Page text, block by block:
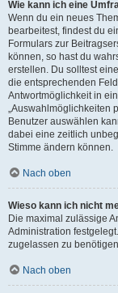
Wie kann ich eine
Wenn du ein neues
bearbeitest, findest du
Formulars zur
können, so hast du
erstellen. Du solltest
die entsprechenden
Antwortmöglichkeit in
„Auswahlmöglichkeiten
Benutzer auswählen
dabei eine zeitlich
Stimme ändern können.
Nach oben
Wieso kann ich nicht
Die maximal zulässige
Administration
zugelassen zu
Nach oben